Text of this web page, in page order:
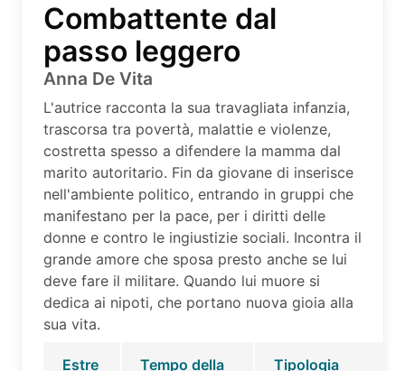
Combattente dal
passo leggero
Anna De Vita
L'autrice racconta la sua travagliata infanzia,
trascorsa tra povertà, malattie e violenze,
costretta spesso a difendere la mamma dal
marito autoritario. Fin da giovane di inserisce
nell'ambiente politico, entrando in gruppi che
manifestano per la pace, per i diritti delle
donne e contro le ingiustizie sociali. Incontra il
grande amore che sposa presto anche se lui
deve fare il militare. Quando lui muore si
dedica ai nipoti, che portano nuova gioia alla
sua vita.
Estre Tempo della Tipologia